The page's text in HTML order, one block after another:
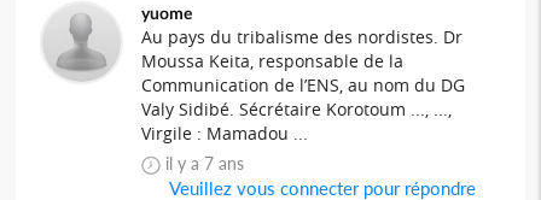
yuome
Au pays du tribalisme des nordistes. Dr
Moussa Keita, responsable de la
Communication de l’ENS, au nom du DG
Valy Sidibé. Sécrétaire Korotoum ..., ...,
Virgile : Mamadou ...
il y a 7 ans
Veuillez vous connecter pour répondre